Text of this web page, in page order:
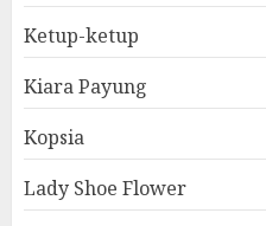
Ketup-ketup
Kiara Payung
Kopsia
Lady Shoe Flower